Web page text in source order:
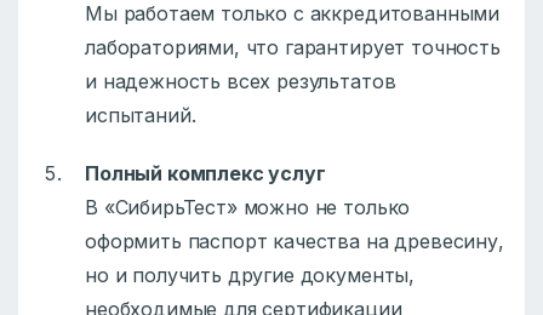
Мы работаем только с аккредитованными
лабораториями, что гарантирует точность
и надежность всех результатов
испытаний.
Полный комплекс услуг
В «СибирьТест» можно не только
оформить паспорт качества на древесину,
но и получить другие документы,
необходимые для сертификации